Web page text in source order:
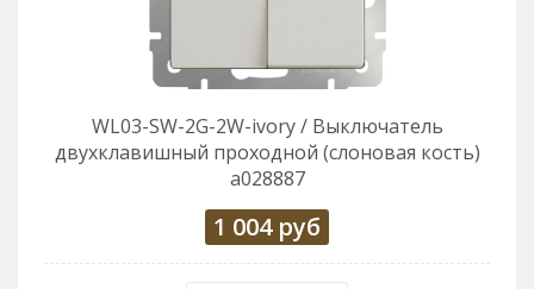
WL03-SW-2G-2W-ivory / Выключатель
двухклавишный проходной (слоновая кость)
a028887
1 004руб